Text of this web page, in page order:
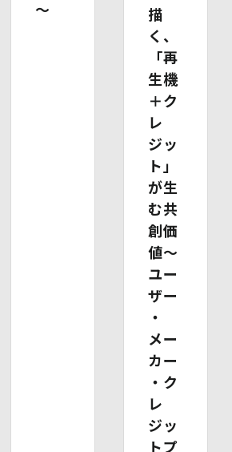
明書（3ヶ月以内に発行されたもの）
本人の本人確認書類の写し
1,000円（紙面でのご請求の場合は、
求書等に郵便為替を同封していただきま
ご請求いただく場合は、ご請求時にご
びお問い合わせ窓口
央区銀座7丁目3番5号 ヒューリック銀座
ることの任意性及び当該情報を与えな
結果】
項⽬は、全てご本⼈によってご提供い
をいただけない場合、利⽤⽬的に記載
に⽀障が⽣じる可能性があります。
～
描
く、
「再
生機
＋ク
レ
ジッ
ト」
が生
む共
創価
値～
ユー
ザー
・
メー
カー
・ク
レ
ジッ
トプ